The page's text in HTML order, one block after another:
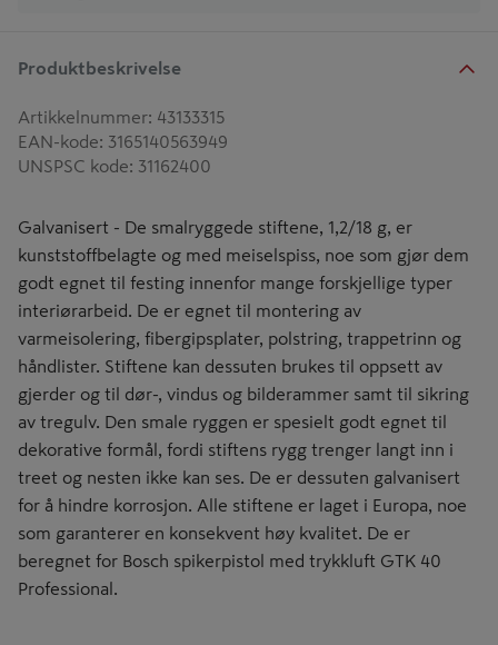
Produktbeskrivelse
Artikkelnummer: 43133315
EAN-kode: 3165140563949
UNSPSC kode: 31162400
Galvanisert - De smalryggede stiftene, 1,2/18 g, er
kunststoffbelagte og med meiselspiss, noe som gjør dem
godt egnet til festing innenfor mange forskjellige typer
interiørarbeid. De er egnet til montering av
varmeisolering, fibergipsplater, polstring, trappetrinn og
håndlister. Stiftene kan dessuten brukes til oppsett av
gjerder og til dør-, vindus og bilderammer samt til sikring
av tregulv. Den smale ryggen er spesielt godt egnet til
dekorative formål, fordi stiftens rygg trenger langt inn i
treet og nesten ikke kan ses. De er dessuten galvanisert
for å hindre korrosjon. Alle stiftene er laget i Europa, noe
som garanterer en konsekvent høy kvalitet. De er
beregnet for Bosch spikerpistol med trykkluft GTK 40
Professional.